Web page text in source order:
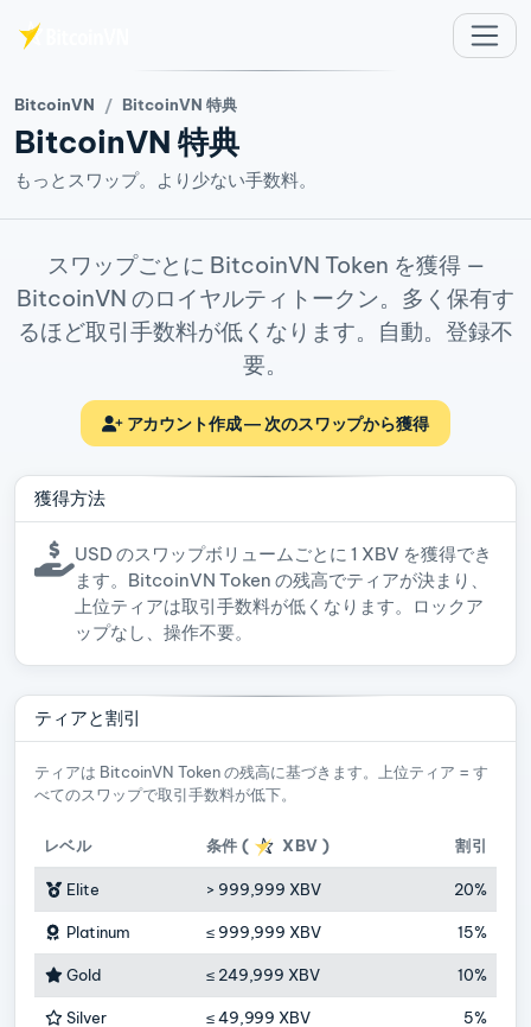
BitcoinVN BitcoinVN 特典
BitcoinVN 特典
もっとスワップ。より少ない手数料。
スワップごとに BitcoinVN Token を獲得 —
BitcoinVN のロイヤルティトークン。多く保有す
るほど取引手数料が低くなります。自動。登録不
要。
アカウント作成 — 次のスワップから獲得
獲得方法
USD のスワップボリュームごとに 1 XBV を獲得でき
ます。BitcoinVN Token の残高でティアが決まり、
上位ティアは取引手数料が低くなります。ロックア
ップなし、操作不要。
ティアと割引
ティアは BitcoinVN Token の残高に基づきます。上位ティア = す
べてのスワップで取引手数料が低下。
レベル 条件 ( XBV ) 割引
Elite > 999,999 XBV 20%
Platinum ≤ 999,999 XBV 15%
Gold ≤ 249,999 XBV 10%
Silver ≤49,999 XBV 5%